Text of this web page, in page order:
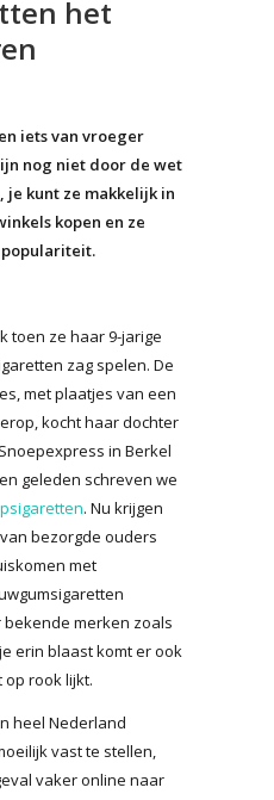
het
iets van vroeger
nog niet door de wet
je kunt ze makkelijk in
kopen en ze
toen ze haar 9-jarige
zag spelen. De
met plaatjes van een
kocht haar dochter
in Berkel
geleden schreven we
. Nu krijgen
bezorgde ouders
met
merken zoals
erin blaast komt er ook
rook lijkt.
heel Nederland
vast te stellen,
vaker online naar